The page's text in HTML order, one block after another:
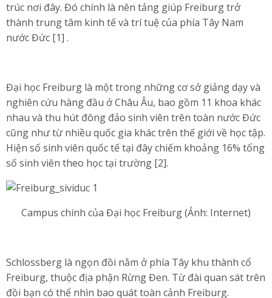
trúc nơi đây. Đó chính là nên tảng giúp Freiburg trở
thành trung tâm kinh tế và trí tuệ của phía Tây Nam
nước Đức [1] .
Đại học Freiburg là một trong những cơ sở giảng dạy và
nghiên cứu hàng đầu ở Châu Âu, bao gồm 11 khoa khác
nhau và thu hút đông đảo sinh viên trên toàn nước Đức
cũng như từ nhiều quốc gia khác trên thế giới về học tập.
Hiện số sinh viên quốc tế tại đây chiếm khoảng 16% tổng
số sinh viên theo học tại trường [2].
Campus chính của Đại học Freiburg (Ảnh: Internet)
Schlossberg là ngọn đồi nằm ở phía Tây khu thành cổ
Freiburg, thuộc địa phận Rừng Đen. Từ đài quan sát trên
đồi bạn có thể nhìn bao quát toàn cảnh Freiburg.